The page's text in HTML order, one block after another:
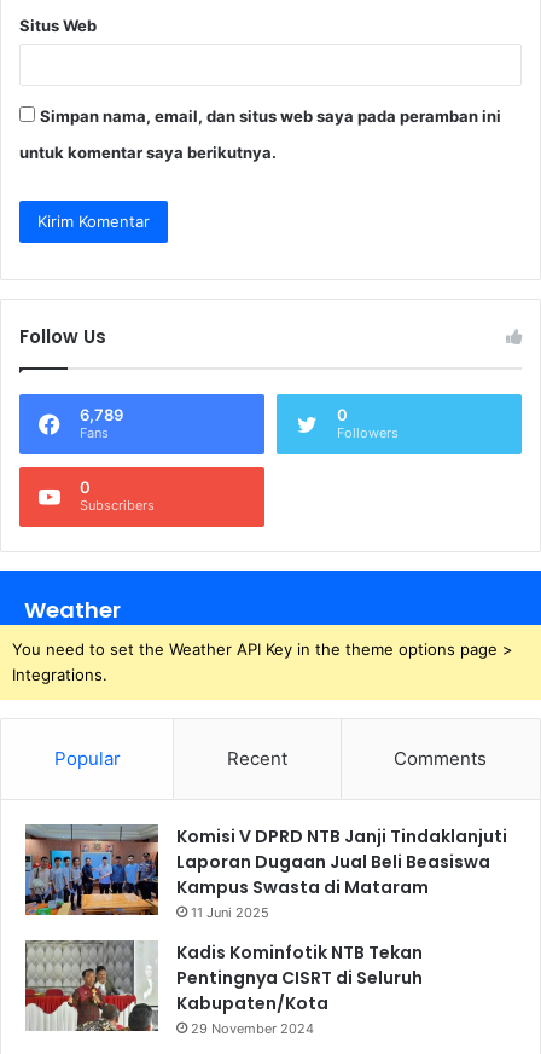
Situs Web
Simpan nama, email, dan situs web saya pada peramban ini
untuk komentar saya berikutnya.
Follow Us
6,789
Fans
0
Followers
0
Subscribers
Weather
You need to set the Weather API Key in the theme options page >
Integrations.
Popular Recent Comments
Komisi V DPRD NTB Janji Tindaklanjuti
Laporan Dugaan Jual Beli Beasiswa
Kampus Swasta di Mataram
11 Juni 2025
Kadis Kominfotik NTB Tekan
Pentingnya CISRT di Seluruh
Kabupaten/Kota
29 November 2024